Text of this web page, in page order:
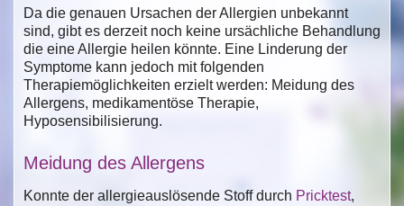
Da die genauen Ursachen der Allergien unbekannt
sind, gibt es derzeit noch keine ursächliche Behandlung
die eine Allergie heilen könnte. Eine Linderung der
Symptome kann jedoch mit folgenden
Therapiemöglichkeiten erzielt werden: Meidung des
Allergens, medikamentöse Therapie,
Hyposensibilisierung.
Meidung des Allergens
Konnte der allergieauslösende Stoff durch Pricktest,